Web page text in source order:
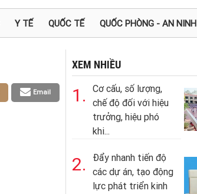
Y TẾ QUỐC TẾ QUỐC PHÒNG - AN NINH
Email
XEM NHIỀU
1.
Cơ cấu, số lượng,
chế độ đối với hiệu
trưởng, hiệu phó
khi...
2.
Đẩy nhanh tiến độ
các dự án, tạo động
lực phát triển kinh